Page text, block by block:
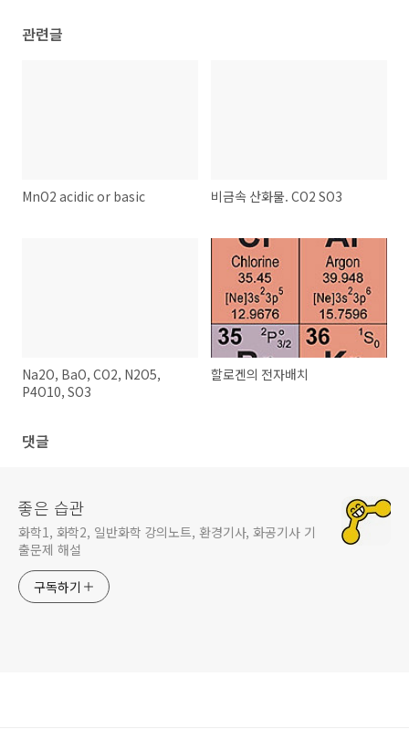
관련글
MnO2 acidic or basic 비금속 산화물. CO2 SO3
Na2O, BaO, CO2, N2O5,
P4O10, SO3
할로겐의 전자배치
댓글
좋은 습관
화학1, 화학2, 일반화학 강의노트, 환경기사, 화공기사 기
출문제 해설
구독하기